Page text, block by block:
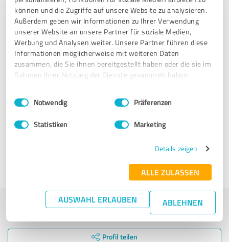
können und die Zugriffe auf unsere Website zu analysieren.
Außerdem geben wir Informationen zu Ihrer Verwendung
unserer Website an unsere Partner für soziale Medien,
Werbung und Analysen weiter. Unsere Partner führen diese
Informationen möglicherweise mit weiteren Daten
zusammen, die Sie ihnen bereitgestellt haben oder die sie im
Rahmen Ihrer Nutzung der Dienste gesammelt haben.
Impressum Datenschutzbestimmungen
Einwilligungsauswahl
Notwendig Präferenzen
Statistiken Marketing
Details zeigen
ALLE ZULASSEN
AUSWAHL ERLAUBEN ABLEHNEN
20.03.2026 Anonym
5,00 von 5
SEHR GUT
Bewertung zu:
Bea Spohn I Dipl. Päd. I Jugend & Eltern
Profil teilen